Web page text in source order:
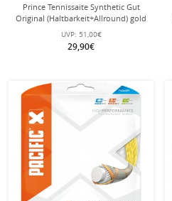
Prince Tennissaite Synthetic Gut
Original (Haltbarkeit+Allround) gold
100 Meter Rolle
UVP: 51,00€
29,90€